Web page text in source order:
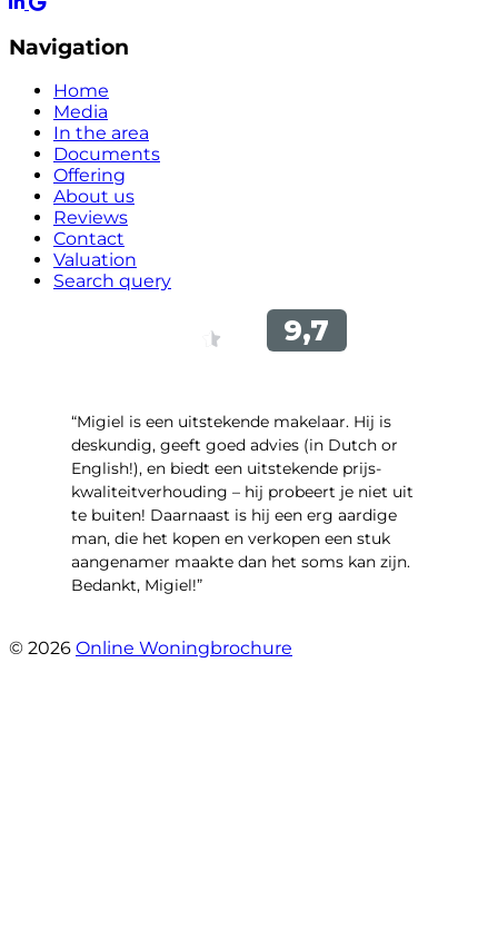
Navigation
Home
Media
In the area
Documents
Offering
About us
Reviews
Contact
Valuation
Search query
“Migiel is een uitstekende makelaar. Hij is
deskundig, geeft goed advies (in Dutch or
English!), en biedt een uitstekende prijs-
kwaliteitverhouding – hij probeert je niet uit
te buiten! Daarnaast is hij een erg aardige
man, die het kopen en verkopen een stuk
aangenamer maakte dan het soms kan zijn.
Bedankt, Migiel!”
© 2026 Online Woningbrochure